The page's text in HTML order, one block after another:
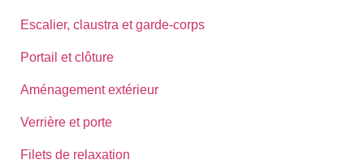
Escalier, claustra et garde-corps
Portail et clôture
Aménagement extérieur
Verrière et porte
Filets de relaxation